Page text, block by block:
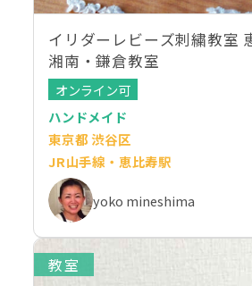
イリダーレビーズ刺繍教室
湘南・鎌倉教室
オンライン可
ハンドメイド
東京都 渋谷区
JR山手線・恵比寿駅
yoko mineshima
教室